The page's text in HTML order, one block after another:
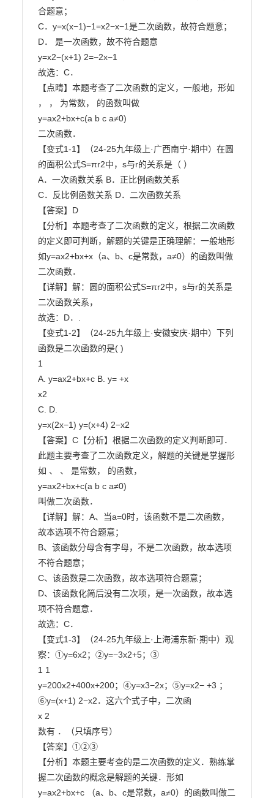
合题意；
C．y=x(x−1)−1=x2−x−1是二次函数，故符合题意；
D． 是一次函数，故不符合题意
y=x2−(x+1) 2=−2x−1
故选：C．
【点睛】本题考查了二次函数的定义，一般地，形如
， ， 为常数， 的函数叫做
y=ax2+bx+c(a b c a≠0)
二次函数．
【变式1-1】（24-25九年级上·广西南宁·期中）在圆
的面积公式S=πr2中，s与r的关系是（ ）
A．一次函数关系 B．正比例函数关系
C．反比例函数关系 D．二次函数关系
【答案】D
【分析】本题考查了二次函数的定义，根据二次函数
的定义即可判断，解题的关键是正确理解：一般地形
如y=ax2+bx+x（a、b、c是常数，a≠0）的函数叫做
二次函数．
【详解】解：圆的面积公式S=πr2中，s与r的关系是
二次函数关系，
故选：D．.
【变式1-2】（24-25九年级上·安徽安庆·期中）下列
函数是二次函数的是( )
1
A. y=ax2+bx+c B. y= +x
x2
C. D.
y=x(2x−1) y=(x+4) 2−x2
【答案】C【分析】根据二次函数的定义判断即可．
此题主要考查了二次函数定义，解题的关键是掌握形
如 、 、 是常数， 的函数，
y=ax2+bx+c(a b c a≠0)
叫做二次函数．
【详解】解：A、当a=0时，该函数不是二次函数，
故本选项不符合题意；
B、该函数分母含有字母，不是二次函数，故本选项
不符合题意；
C、该函数是二次函数，故本选项符合题意；
D、该函数化简后没有二次项，是一次函数，故本选
项不符合题意．
故选：C．
【变式1-3】（24-25九年级上·上海浦东新·期中）观
察：①y=6x2；②y=−3x2+5；③
1 1
y=200x2+400x+200；④y=x3−2x；⑤y=x2− +3 ；
⑥y=(x+1) 2−x2．这六个式子中，二次函
x 2
数有 ．（只填序号）
【答案】①②③
【分析】本题主要考查的是二次函数的定义．熟练掌
握二次函数的概念是解题的关键．形如
y=ax2+bx+c （a、b、c是常数，a≠0）的函数叫做二